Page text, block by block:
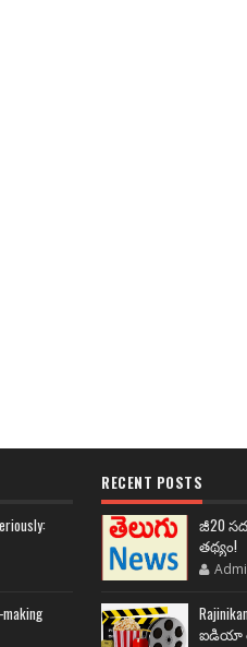
RECENT POSTS
జీ20
తథ్యం!
ఐడియా